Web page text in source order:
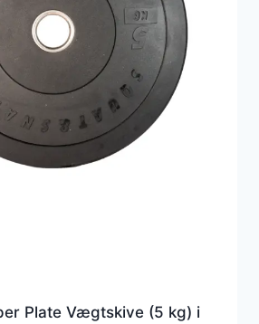
Plate Vægtskive (5 kg) i